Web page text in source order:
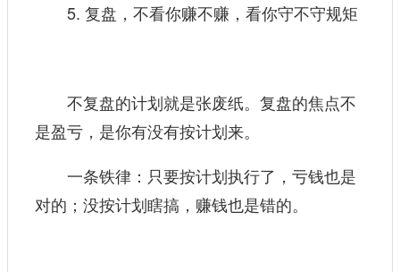
5. 复盘，不看你赚不赚，看你守不守规矩
不复盘的计划就是张废纸。复盘的焦点不
是盈亏，是你有没有按计划来。
一条铁律：只要按计划执行了，亏钱也是
对的；没按计划瞎搞，赚钱也是错的。